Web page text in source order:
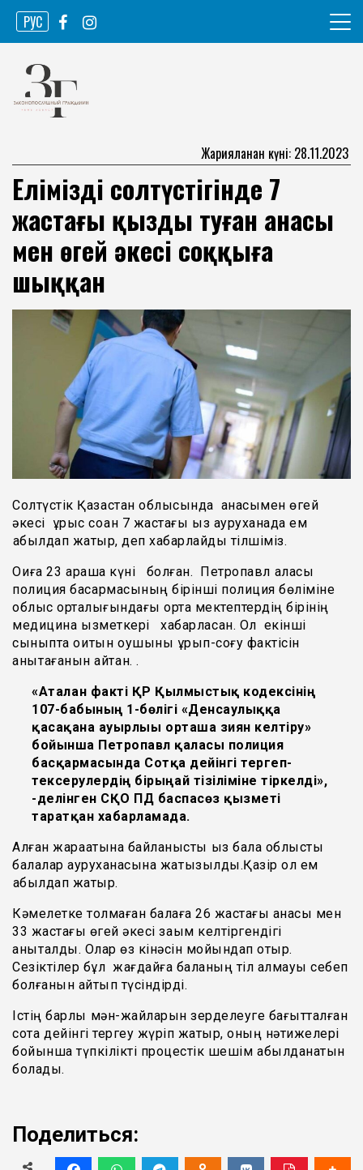
Skip
content
РУС
Законопослушный гражданин
Жарияланған күні: 28.11.2023
Еліміздің солтүстігінде 7
жастағы қызды туған анасы
мен өгей әкесі соққыға
шыққан
Солтүстік Қазақстан облысында анасымен өгей
әкесі ұрыс соққан 7 жастағы қыз ауруханада ем
қабылдап жатыр, деп хабарлайды тілшіміз.
Оқиға 23 қараша күні болған. Петропавл қаласы
полиция басқармасының бірінші полиция бөліміне
облыс орталығындағы орта мектептердің бірінің
медицина қызметкері хабарласқан. Ол екінші
сыныпта оқитын оқушыны ұрып-соғу фактісін
анықтағанын айтқан. .
«Аталған факті ҚР Қылмыстық кодексінің
107-бабының 1-бөлігі «Денсаулыққа
қасақана ауырлығы орташа зиян келтiру»
бойынша Петропавл қаласы полиция
басқармасында Сотқа дейінгі тергеп-
тексерулердің бірыңғай тізіліміне тіркелді»,
-делінген СҚО ПД баспасөз қызметі
таратқан хабарламада.
Алған жарақатына байланысты қыз бала облыстық
балалар ауруханасына жатқызылды.Қазір ол ем
қабылдап жатыр.
Кәмелетке толмаған балаға 26 жастағы анасы мен
33 жастағы өгей әкесі зақым келтіргендігі
анықталды. Олар өз кінәсін мойындап отыр.
Сезіктілер бұл жағдайға баланың тіл алмауы себеп
болғанын айтып түсіндірді.
Істің барлық мән-жайларын зерделеуге бағытталған
сотқа дейінгі тергеу жүріп жатыр, оның нәтижелері
бойынша түпкілікті процестік шешім қабылданатын
болады.
Поделиться: